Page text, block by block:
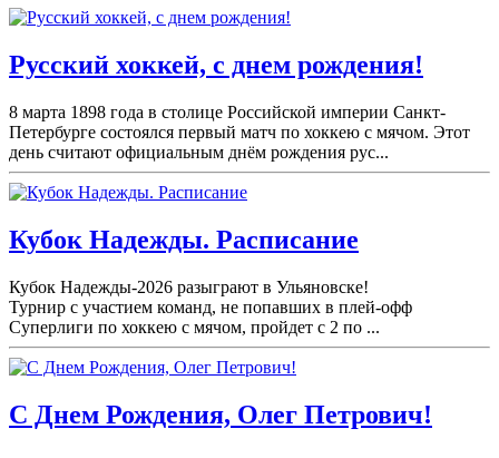
Русский хоккей, с днем рождения!
8 марта 1898 года в столице Российской империи Санкт-
Петербурге состоялся первый матч по хоккею с мячом. Этот
день считают официальным днём рождения рус...
Кубок Надежды. Расписание
Кубок Надежды-2026 разыграют в Ульяновске!
Турнир с участием команд, не попавших в плей-офф
Суперлиги по хоккею с мячом, пройдет с 2 по ...
С Днем Рождения, Олег Петрович!